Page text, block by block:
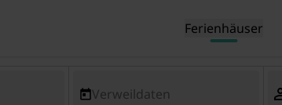
Ferienhäuser
Verweildaten